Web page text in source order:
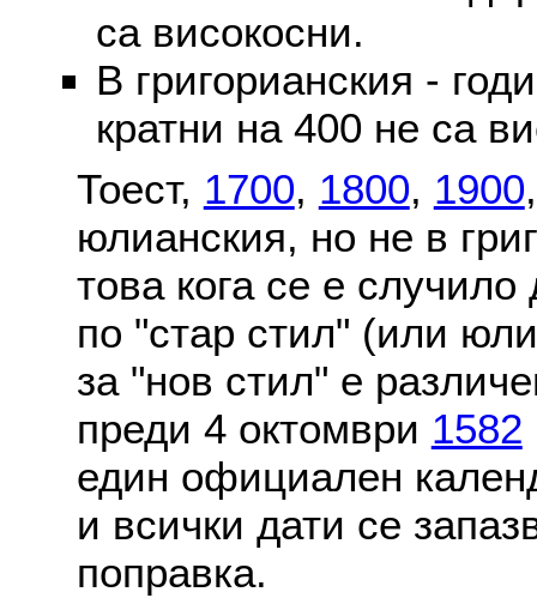
са високосни.
В григорианския -
кратни на 400 не са
Тоест, 1700, 1800, 1900
юлианския, но не в
това кога се е
по "стар стил" (или
за "нов стил" е
преди 4 октомври 1582
един официален
и всички дати се
поправка.